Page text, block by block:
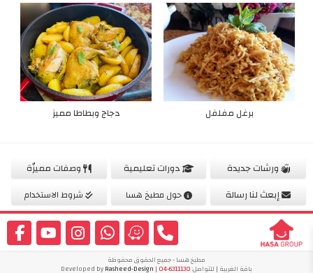
برغل مفلفل دجاج وبطاطا مميز
ورشات جديدة دورات تعليمية
وصفات مميزّة
إبعث لنا رسالة
حول مطبخ هسا شروط الاستخدام
مطبخ هسا - جميع الحقوق محفوظة
باقة الغربية | للتواصل:04-6311130
| Developed by
Rasheed-Design